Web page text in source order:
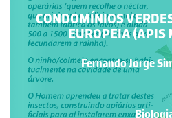
CONDOMÍNIOS
EUROPEIA (APIS
Fernando Jorge